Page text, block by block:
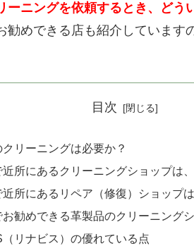
ーニングを依頼するとき、どう
勧めできる店も紹介しています
目次
リーニングは必要か？
所にあるクリーニングショップは
所にあるリペア（修復）ショップ
お勧めできる革製品のクリーニング
（リナビス）の優れている点